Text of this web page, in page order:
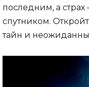
последним, а
спутником.
тайн и